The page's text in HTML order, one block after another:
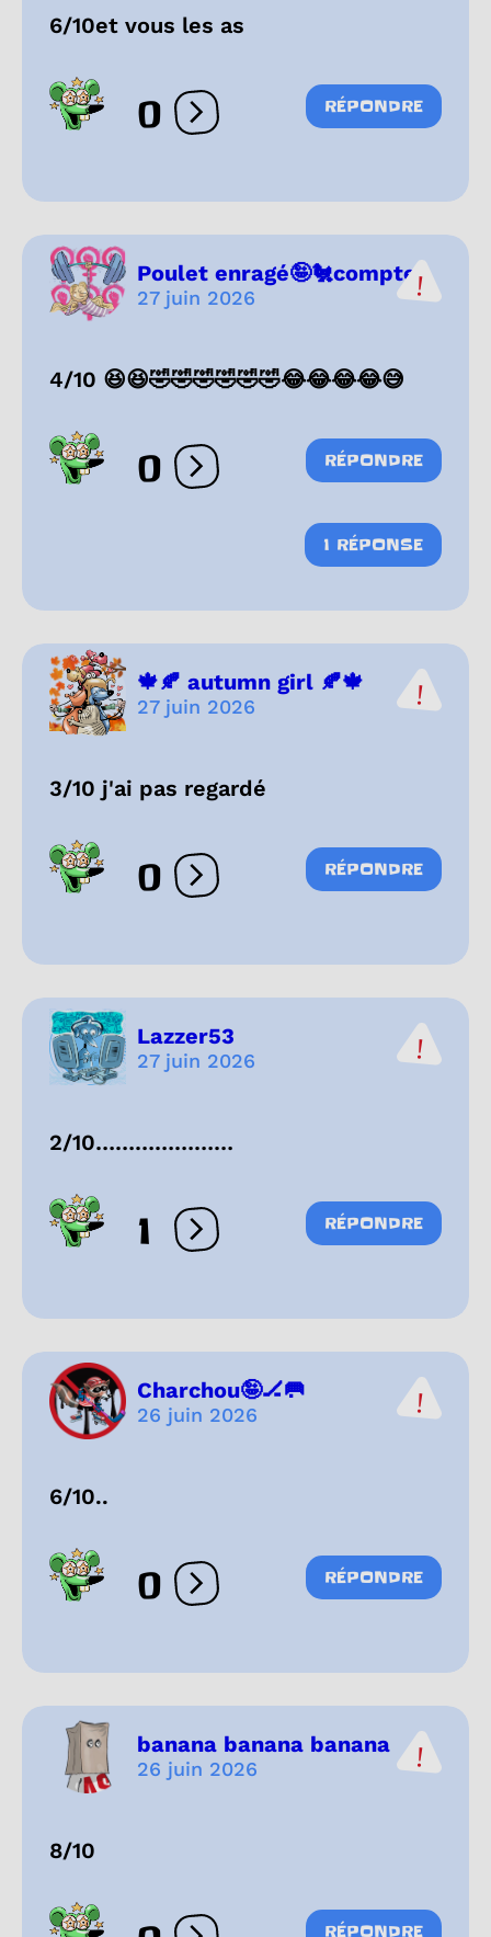
6/10et vous les as
0 Ouvrir les réactions
RÉPONDRE
Poulet enragé🤪🐔compte2
27 juin 2026
4/10 😆😆🤣🤣🤣🤣🤣🤣😂😂😂😂😅
0 Ouvrir les réactions
RÉPONDRE
1 RÉPONSE
🍁🍂 autumn girl 🍂🍁
27 juin 2026
3/10 j'ai pas regardé
0 Ouvrir les réactions
RÉPONDRE
Lazzer53
27 juin 2026
2/10…………………
1 Ouvrir les réactions
RÉPONDRE
Charchou🤪🏒🥅
26 juin 2026
6/10..
0 Ouvrir les réactions
RÉPONDRE
banana banana banana
26 juin 2026
8/10
RÉPONDRE